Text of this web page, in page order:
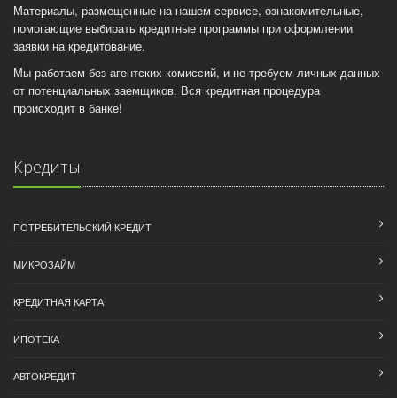
Материалы, размещенные на нашем сервисе, ознакомительные,
помогающие выбирать кредитные программы при оформлении
заявки на кредитование.
Мы работаем без агентских комиссий, и не требуем личных данных
от потенциальных заемщиков. Вся кредитная процедура
происходит в банке!
Кредиты
ПОТРЕБИТЕЛЬСКИЙ КРЕДИТ
МИКРОЗАЙМ
КРЕДИТНАЯ КАРТА
ИПОТЕКА
АВТОКРЕДИТ